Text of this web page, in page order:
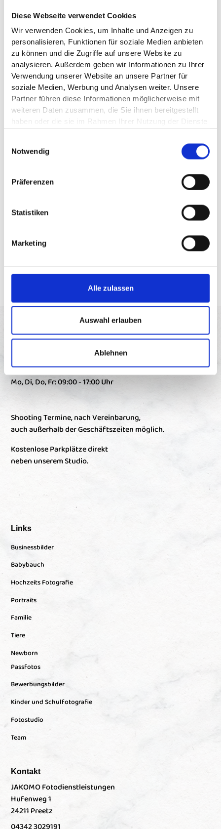
Diese Webseite verwendet Cookies
Wir verwenden Cookies, um Inhalte und Anzeigen zu
personalisieren, Funktionen für soziale Medien anbieten
zu können und die Zugriffe auf unsere Website zu
analysieren. Außerdem geben wir Informationen zu Ihrer
Verwendung unserer Website an unsere Partner für
soziale Medien, Werbung und Analysen weiter. Unsere
Partner führen diese Informationen möglicherweise mit
weiteren Daten zusammen, die Sie ihnen bereitgestellt
haben oder die sie im Rahmen Ihrer Nutzung der Dienste
Notwendig
Präferenzen
Statistiken
Marketing
Alle zulassen
Auswahl erlauben
Ablehnen
Bucht euren XMAS-Foto Termin!
Öffnungszeiten:
Mo, Di, Do, Fr: 09:00 - 17:00 Uhr
Shooting Termine, nach Vereinbarung,
auch außerhalb der Geschäftszeiten möglich.
Kostenlose Parkplätze direkt
neben unserem Studio.
Links
Businessbilder
Babybauch
Hochzeits Fotografie
Portraits
Familie
Tiere
Newborn
Passfotos
Bewerbungsbilder
Kinder und Schulfotografie
Fotostudio
Team
Kontakt
JAKOMO Fotodienstleistungen
Hufenweg 1
24211 Preetz
04342 3029191